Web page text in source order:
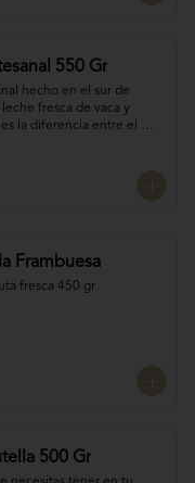
550 Gr
hecho en el sur de
fresca de vaca y
es la diferencia entre el
al tener mayor
tiene un sabor más
esto a la vez hace que sea
y artesanal, más de
Frambuesa
fresca 450 gr
500 Gr